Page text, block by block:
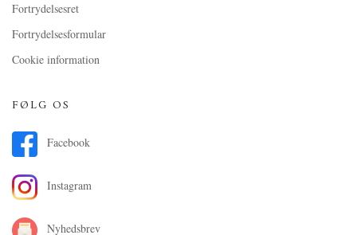
Fortrydelsesret
Fortrydelsesformular
Cookie information
FØLG OS
Facebook
Instagram
Nyhedsbrev